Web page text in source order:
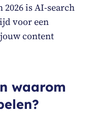
is AI-search
voor een
content
waarom